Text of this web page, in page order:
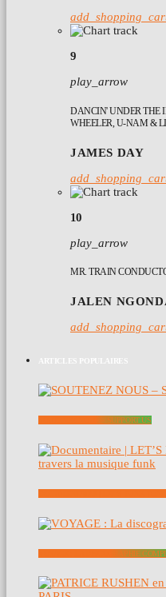
9
play_arrow
DANCIN' UNDER THE
WHEELER, U-NAM &
JAMES DAY
10
play_arrow
MR. TRAIN
JALEN
ARTICLES POPULAIRES
SOUTENEZ NOUS – SUPPORT US
DOCUMENTAIRE | LET’S FUNK
VOYAGE : LA DISCOGRAPHIE